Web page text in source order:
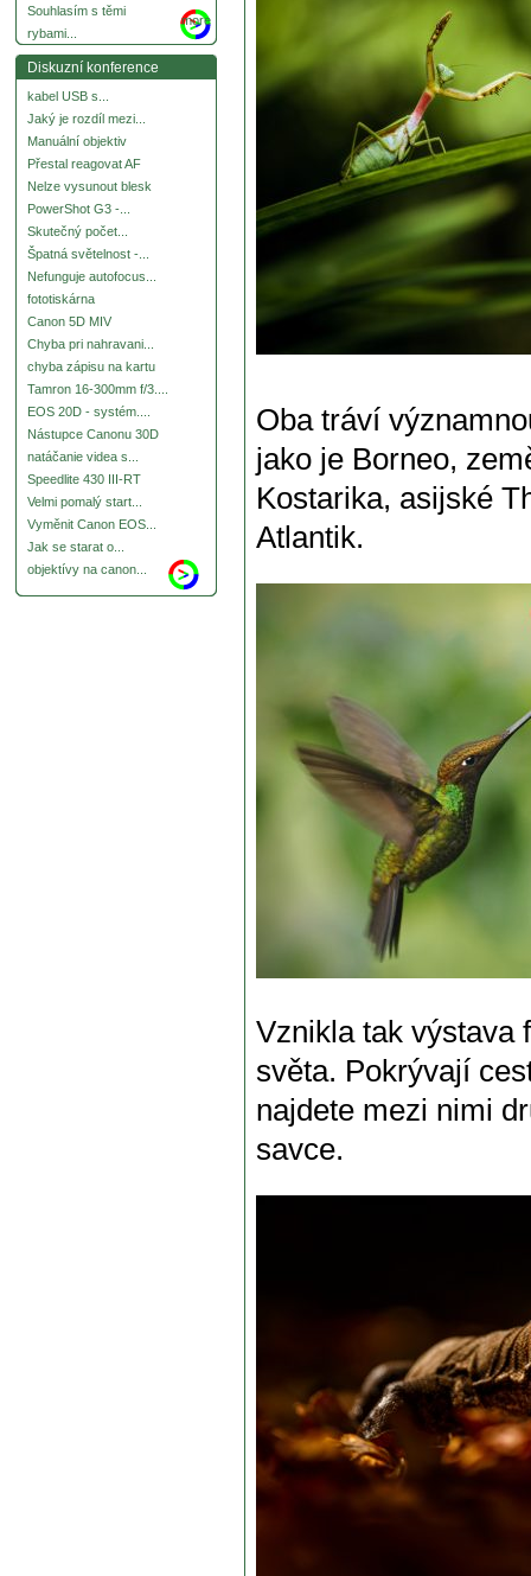
Souhlasím s těmi
rybami...
more
Diskuzní konference
kabel USB s...
Jaký je rozdíl mezi...
Manuální objektiv
Přestal reagovat AF
Nelze vysunout blesk
PowerShot G3 -...
Skutečný počet...
Špatná světelnost -...
Nefunguje autofocus...
fototiskárna
Canon 5D MIV
Chyba pri nahravani...
chyba zápisu na kartu
Tamron 16-300mm f/3....
EOS 20D - systém....
Nástupce Canonu 30D
natáčanie videa s...
Speedlite 430 III-RT
Velmi pomalý start...
Vyměnit Canon EOS...
Jak se starat o...
objektívy na canon...
Oba tráví
jako je Borneo,
Kostarika, asijské
Atlantik.
Vznikla tak výstava
světa. Pokrývají
najdete mezi nimi
savce.